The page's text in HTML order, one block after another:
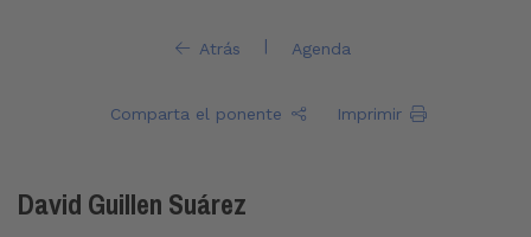
Atrás | Agenda
Comparta el ponente Imprimir
David Guillen Suárez